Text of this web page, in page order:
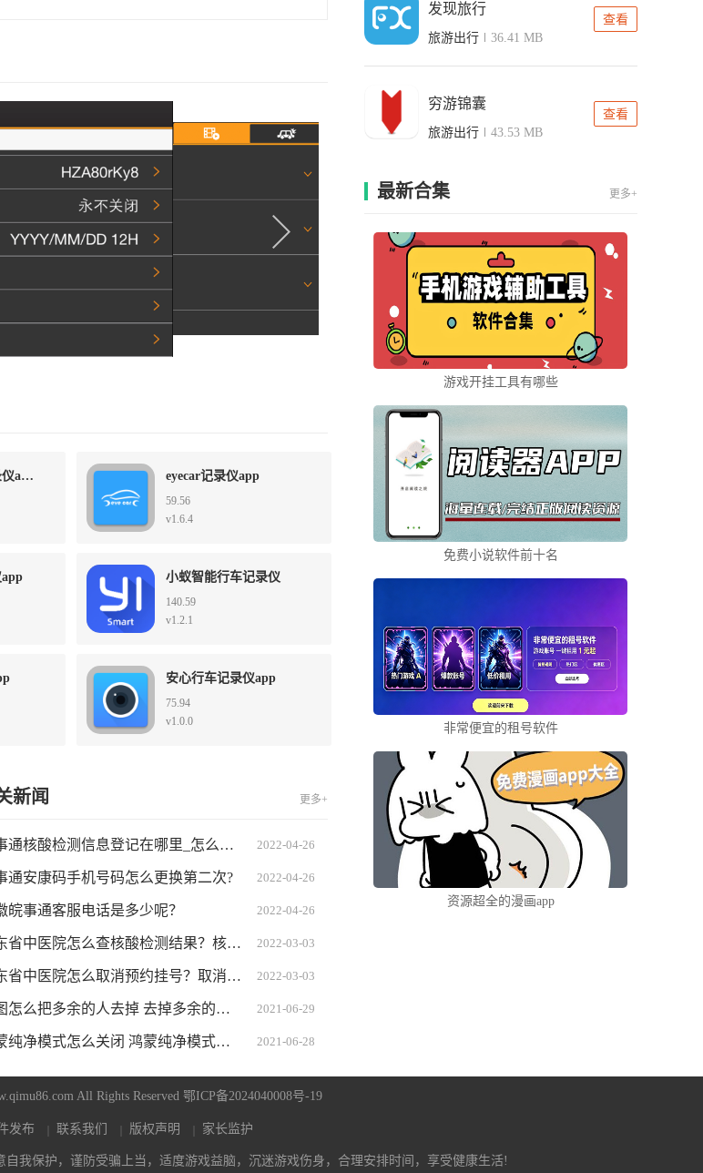
传祺智拍行车记录仪app eyecar记录仪app
59.56
v1.6.4
小蚁智能行车记录仪
140.59
v1.2.1
安心行车记录仪app
75.94
v1.0.0
新闻 更多+
皖事通核酸检测信息登记在哪里_怎么弄?详细图文教程 2022-04-26
通安康码手机号码怎么更换第二次? 2022-04-26
皖事通客服电话是多少呢？ 2022-04-26
广东省中医院怎么查核酸检测结果？核酸检测结果查询方法 2022-03-03
广东省中医院怎么取消预约挂号？取消挂号方法 2022-03-03
醒图怎么把多余的人去掉 去掉多余的人教程分享 2021-06-29
鸿蒙纯净模式怎么关闭 鸿蒙纯净模式关不掉怎么办 2021-06-28
发现旅行
旅游出行 36.41 MB
查看
穷游锦囊
旅游出行 43.53 MB
查看
最新合集 更多+
游戏开挂工具有哪些
免费小说软件前十名
非常便宜的租号软件
资源超全的漫画app
All Rights Reserved 鄂ICP备2024040008号-19
发布 联系我们 版权声明 家长监护
我保护，谨防受骗上当，适度游戏益脑，沉迷游戏伤身，合理安排时间，享受健康生活!